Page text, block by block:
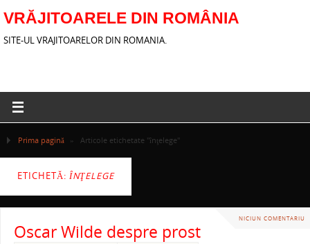
VRĂJITOARELE DIN ROMÂNIA
SITE-UL VRAJITOARELOR DIN ROMANIA.
Prima pagină » Articole etichetate "înţelege"
ETICHETĂ: ÎNŢELEGE
NICIUN COMENTARIU
Oscar Wilde despre prost